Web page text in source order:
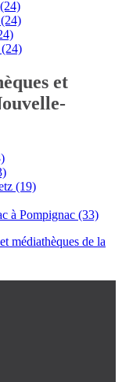
et
(19)
à Pompignac (33)
médiathèques de la